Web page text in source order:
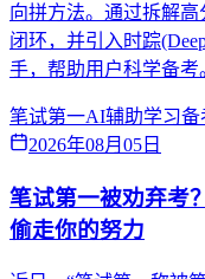
向拼方法。通过拆解
闭环，并引入时踪
手，帮助用户科学备考
笔试第一AI辅助学习备
2026年08月05日
笔试第一被劝弃考
偷走你的努力